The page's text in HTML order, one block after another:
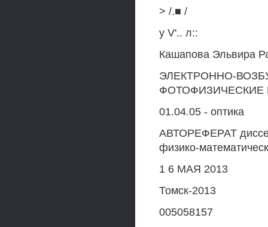
> /.■ /
у V'.. л::
Кашапова Эльвира
ЭЛЕКТРОННО-
01.04.05 - оптика
АВТОРЕФЕРАТ
физико-
1 6 МАЯ 2013
Томск-2013
005058157